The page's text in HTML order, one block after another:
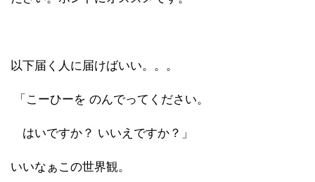
以下届く人に届けばいい。。。
「こーひーを のんでってください。
はいですか？ いいえですか？」
いいなぁこの世界観。